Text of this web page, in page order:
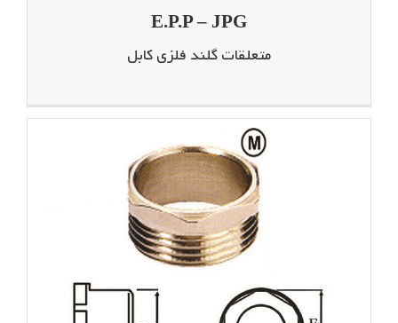
E.P.P – JPG
متعلقات گلند فلزی کابل